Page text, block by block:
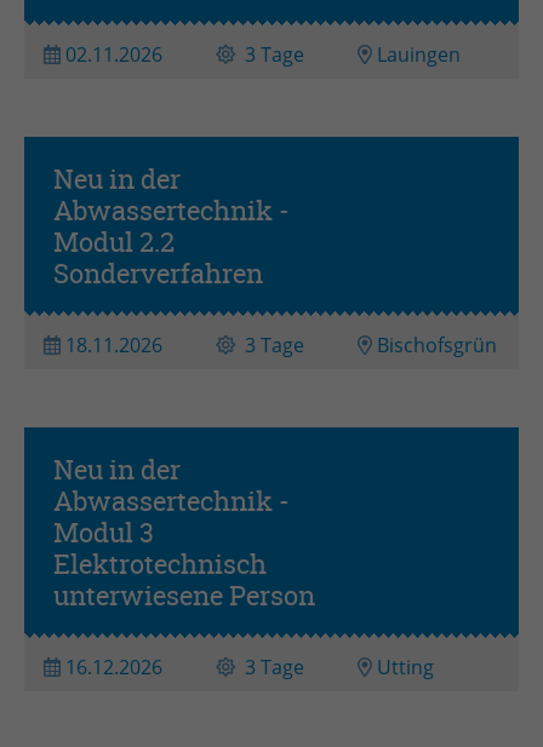
02.11.2026 3 Tage Lauingen
Neu in der
Abwassertechnik -
Modul 2.2
Sonderverfahren
18.11.2026 3 Tage Bischofsgrün
Neu in der
Abwassertechnik -
Modul 3
Elektrotechnisch
unterwiesene Person
16.12.2026 3 Tage Utting